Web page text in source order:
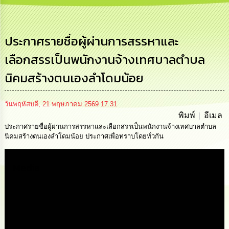
การ
บริหาร
งาน
การ
ส่ง
เสริม
ความ
การ
จัด
ซื้อ
จัด
ประกาศรายชื่อผู้ผ่านการสรรหาและ
เลือกสรรเป็นพนักงานจ้างเทศบาลตำบล
นิคมสร้างตนเองลำโดมน้อย
วันพฤหัสบดี, 21 พฤษภาคม 2569 17:31
พิมพ์ อีเมล
ประกาศรายชื่อผู้ผ่านการสรรหาและเลือกสรรเป็นพนักงานจ้างเทศบาลตำบล
นิคมสร้างตนเองลำโดมน้อย ประกาศเพื่อทราบโดยทั่วกัน